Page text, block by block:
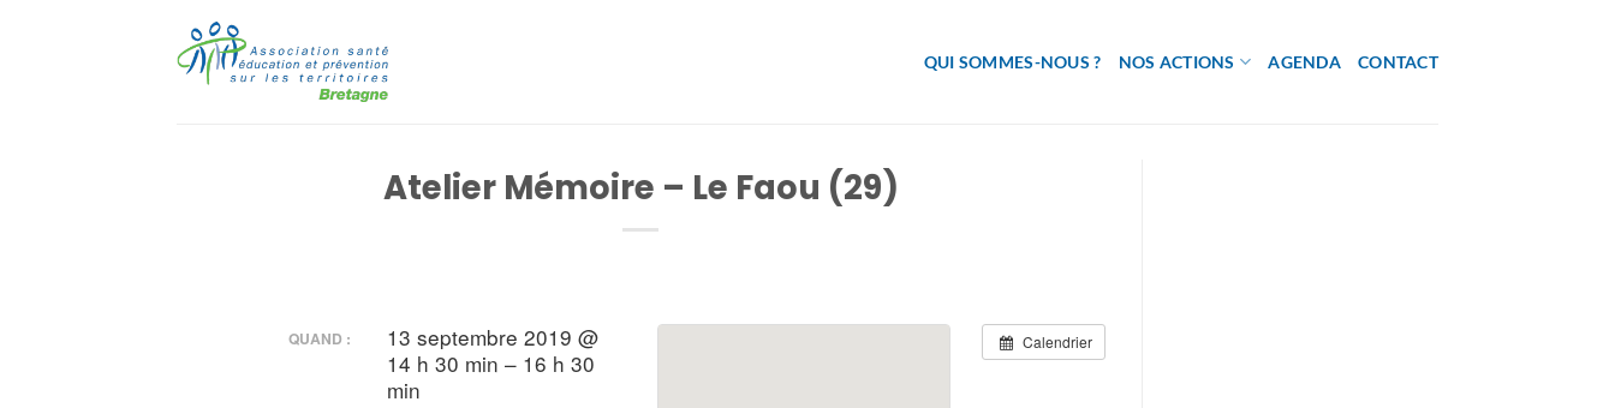
QUI SOMMES-NOUS ? NOS ACTIONS AGENDA CONTACT
Atelier Mémoire – Le Faou (29)
Calendrier
QUAND :
13 septembre 2019 @
14 h 30 min – 16 h 30
min